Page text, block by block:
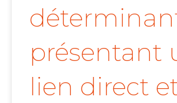
présentant
lien direct